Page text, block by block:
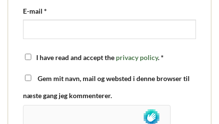
E-mail *
I have read and accept the privacy policy.*
Gem mit navn, mail og websted i denne browser til
næste gang jeg kommenterer.